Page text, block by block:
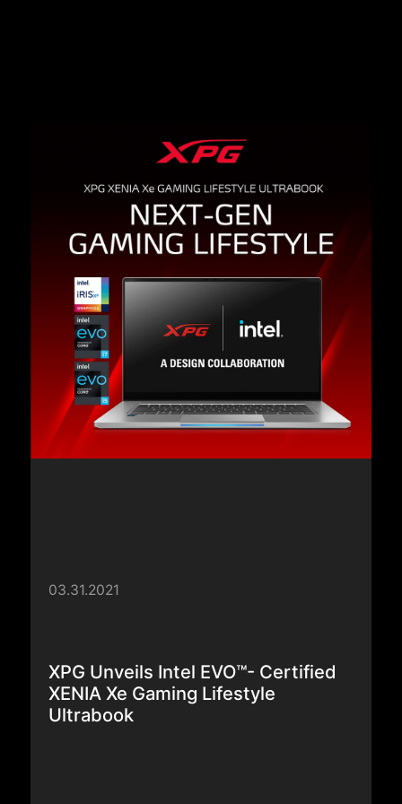
03.31.2021
XPG Unveils Intel EVO™- Certified
XENIA Xe Gaming Lifestyle
Ultrabook